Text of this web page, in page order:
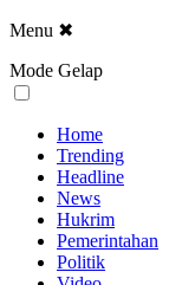
Menu ✖
Mode Gelap
Home
Trending
Headline
News
Hukrim
Pemerintahan
Politik